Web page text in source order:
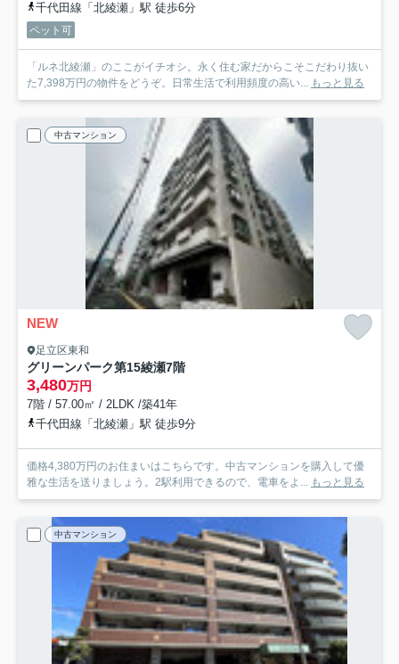
千代田線「北綾瀬」駅 徒歩6分
ペット可
「ルネ北綾瀬」のここがイチオシ。永く住む家だからこそこだわり抜い
た7,398万円の物件をどうぞ。日常生活で利用頻度の高い... もっと見る
中古マンション
NEW
足立区東和
グリーンパーク第15綾瀬7階
3,480万円
7階 / 57.00㎡ / 2LDK /築41年
千代田線「北綾瀬」駅 徒歩9分
価格4,380万円のお住まいはこちらです。中古マンションを購入して優
雅な生活を送りましょう。2駅利用できるので、電車をよ... もっと見る
中古マンション